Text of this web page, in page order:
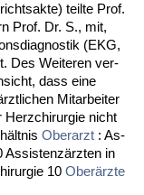
teil­te Prof.
Prof. Dr. S., mit,
(EKG,
Des Wei­te­ren ver­
dass ei­ne
Mit­ar­bei­ter
Herz­chir­ur­gie nicht
Ober­arzt : As­
As­sis­tenzärz­ten in
10 Oberärz­te